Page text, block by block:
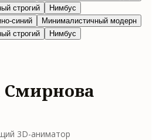
строгий
Нимбус
синий
Минималистичный модерн
строгий Нимбус
3D-аниматор